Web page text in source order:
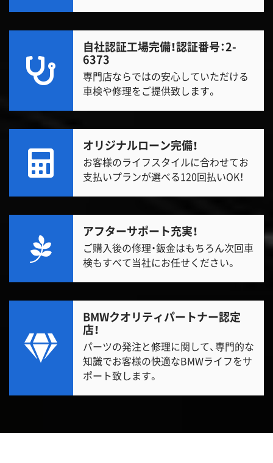
自社認証工場完備！認証番号：2-
6373
専門店ならではの安心していただける
車検や修理をご提供致します。
オリジナルローン完備！
お客様のライフスタイルに合わせてお
支払いプランが選べる120回払いOK！
アフターサポート充実！
ご購入後の修理・鈑金はもちろん次回車
検もすべて当社にお任せください。
BMWクオリティパートナー認定
店！
パーツの発注と修理に関して、専門的な
知識でお客様の快適なBMWライフをサ
ポート致します。